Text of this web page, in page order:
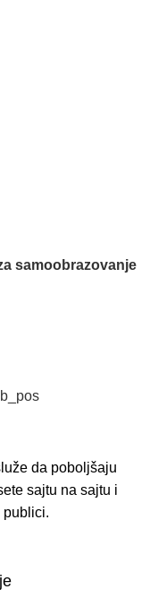
samoobrazovanje
da poboljšaju
sajtu na sajtu i
publici.